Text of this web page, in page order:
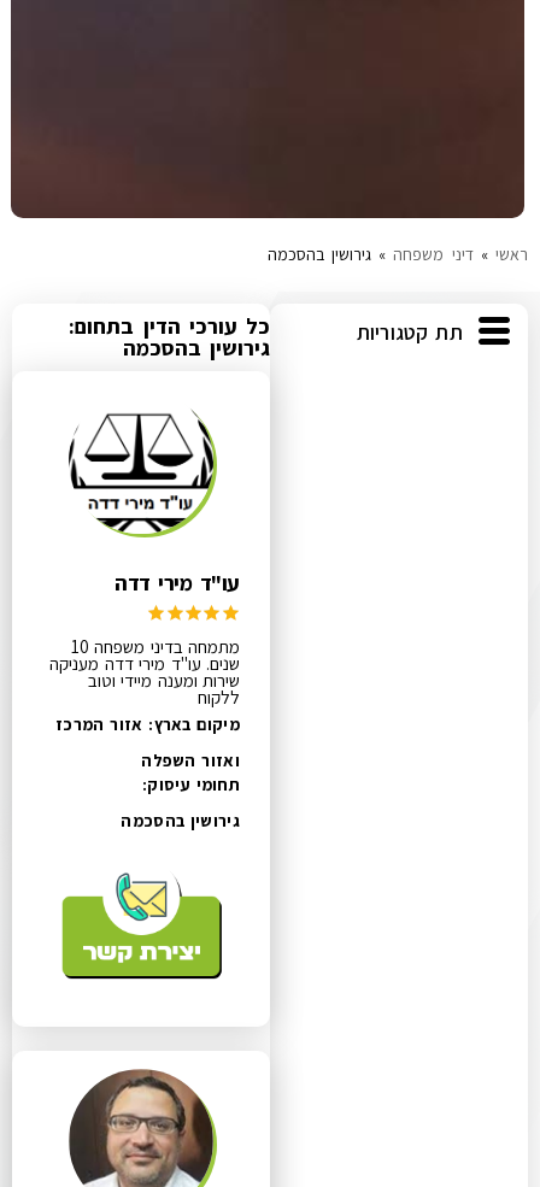
ראשי »דיני משפחה »גירושין בהסכמה
תת קטגוריות כל עורכי הדין בתחום:
גירושין בהסכמה
עו"ד מירי דדה
מתמחה בדיני משפחה 10
שנים. עו"ד מירי דדה מעניקה
שירות ומענה מיידי וטוב
ללקוח
מיקום בארץ: אזור המרכז
ואזור השפלה
תחומי עיסוק:
גירושין בהסכמה